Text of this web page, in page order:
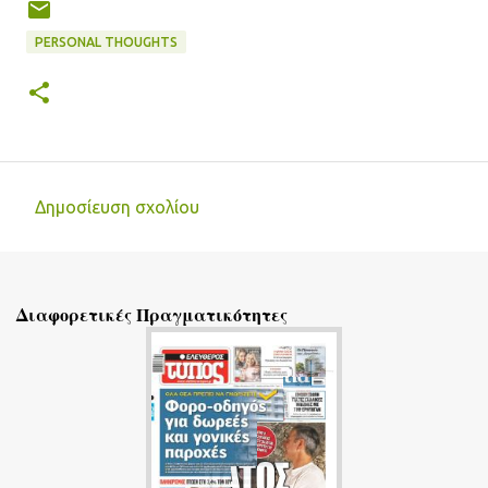
PERSONAL THOUGHTS
λ
Δημοσίευση σχολίου
Διαφορετικές Πραγματικότητες